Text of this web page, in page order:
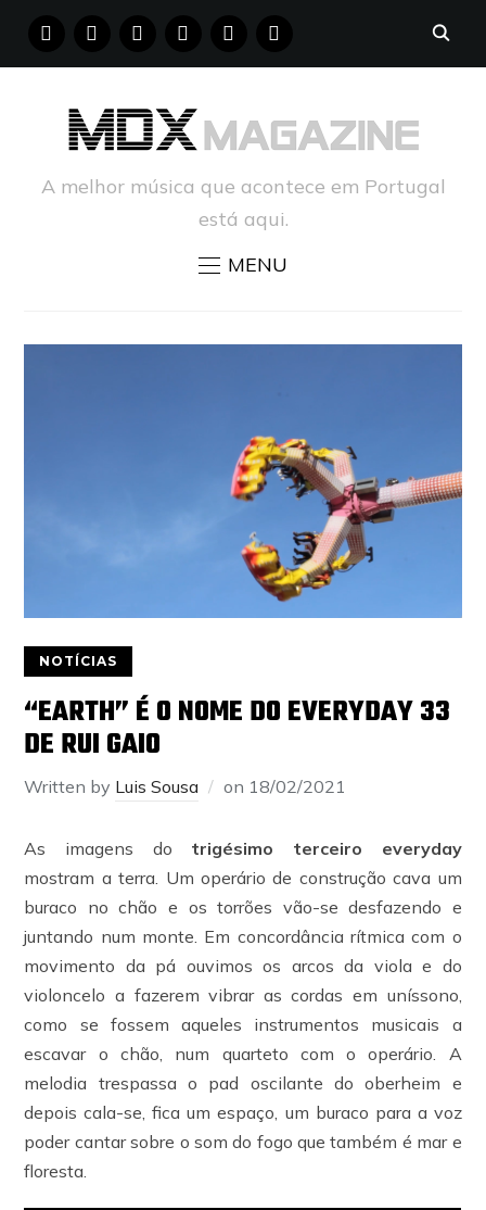
FACEBOOKINSTAGRAM
YOUTUBE PINTERESTTUMBLR
A melhor música que acontece em Portugal
está aqui.
MENU
NOTÍCIAS
“EARTH” É O NOME DO EVERYDAY 33
DE RUI GAIO
Written by Luis Sousa on 18/02/2021
As imagens do trigésimo terceiro everyday
mostram a terra. Um operário de construção cava um
buraco no chão e os torrões vão-se desfazendo e
juntando num monte. Em concordância rítmica com o
movimento da pá ouvimos os arcos da viola e do
violoncelo a fazerem vibrar as cordas em uníssono,
como se fossem aqueles instrumentos musicais a
escavar o chão, num quarteto com o operário. A
melodia trespassa o pad oscilante do oberheim e
depois cala-se, fica um espaço, um buraco para a voz
poder cantar sobre o som do fogo que também é mar e
floresta.